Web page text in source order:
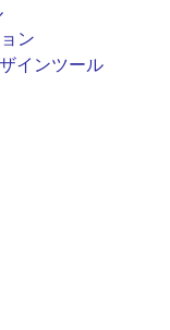
ン
インツール